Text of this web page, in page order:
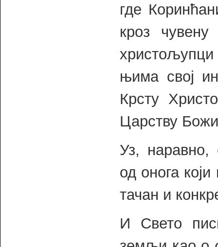
где
кроз
христољупци
њима свој
Крсту
Царству
Уз, наравно,
од онога
тачан и
И Свето